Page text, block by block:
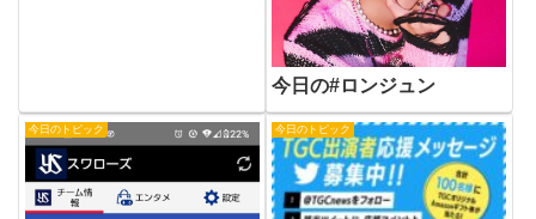
今日の#ロンジュン
今日のトピック 今日のトピック